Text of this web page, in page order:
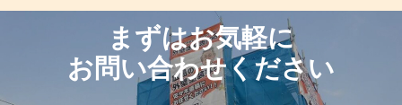
まずはお気軽に
お問い合わせください